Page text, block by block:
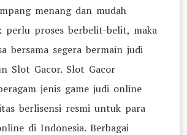
menang dan mudah
perlu proses berbelit-belit, maka
bersama segera bermain judi
Slot Gacor. Slot Gacor
jenis game judi online
berlisensi resmi untuk para
di Indonesia. Berbagai